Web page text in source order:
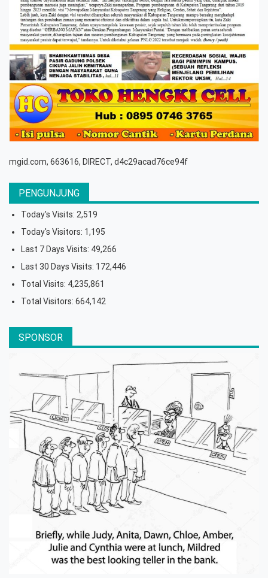
mgid.com, 663616, DIRECT, d4c29acad76ce94f
PENGUNJUNG
Today's Visits: 2,519
Today's Visitors: 1,195
Last 7 Days Visits: 49,266
Last 30 Days Visits: 172,446
Total Visits: 4,235,861
Total Visitors: 664,142
SPONSOR